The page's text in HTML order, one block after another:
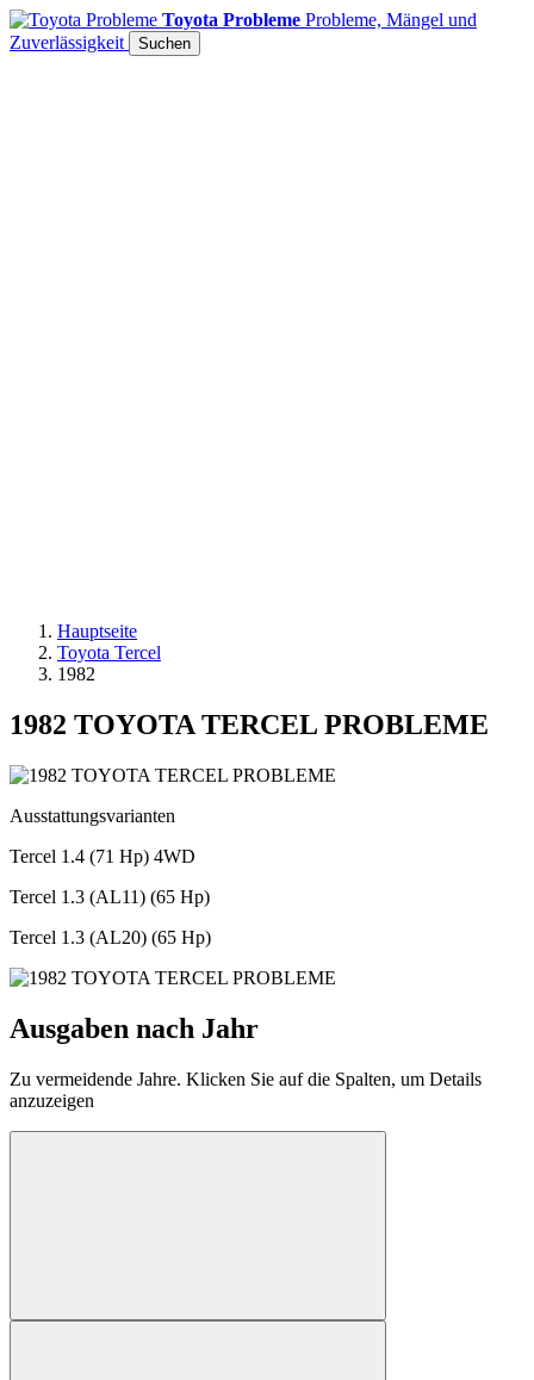
Toyota Probleme Probleme, Mängel und
Zuverlässigkeit
Suchen
Hauptseite
Toyota Tercel
1982
1982 TOYOTA TERCEL PROBLEME
Ausstattungsvarianten
Tercel 1.4 (71 Hp) 4WD
Tercel 1.3 (AL11) (65 Hp)
Tercel 1.3 (AL20) (65 Hp)
Ausgaben nach Jahr
Zu vermeidende Jahre. Klicken Sie auf die Spalten, um Details
anzuzeigen